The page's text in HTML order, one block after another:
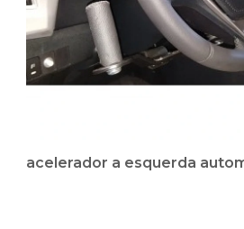
acelerador a esquerda